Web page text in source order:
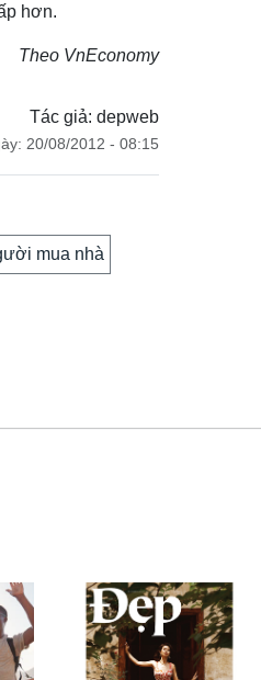
hơn.
Theo VnEconomy
Tác giả: depweb
20/08/2012 - 08:15
mua nhà